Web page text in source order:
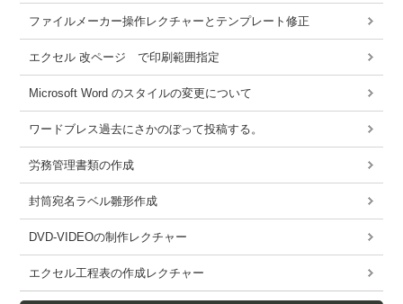
ファイルメーカー操作レクチャーとテンプレート修正
エクセル 改ページ で印刷範囲指定
Microsoft Word のスタイルの変更について
ワードブレス過去にさかのぼって投稿する。
労務管理書類の作成
封筒宛名ラベル雛形作成
DVD-VIDEOの制作レクチャー
エクセル工程表の作成レクチャー